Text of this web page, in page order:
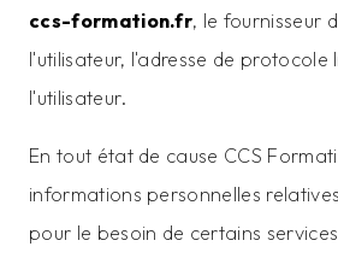
ccs-formation.fr, le fournisseur
l'utilisateur, l'adresse de protocole
l'utilisateur.
En tout état de cause CCS
informations personnelles
pour le besoin de certains